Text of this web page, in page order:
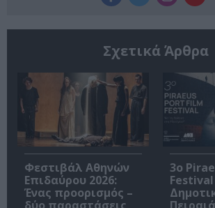
Σχετικά Άρθρα
Φεστιβάλ Αθηνών
Επιδαύρου 2026:
Ένας προορισμός –
3o